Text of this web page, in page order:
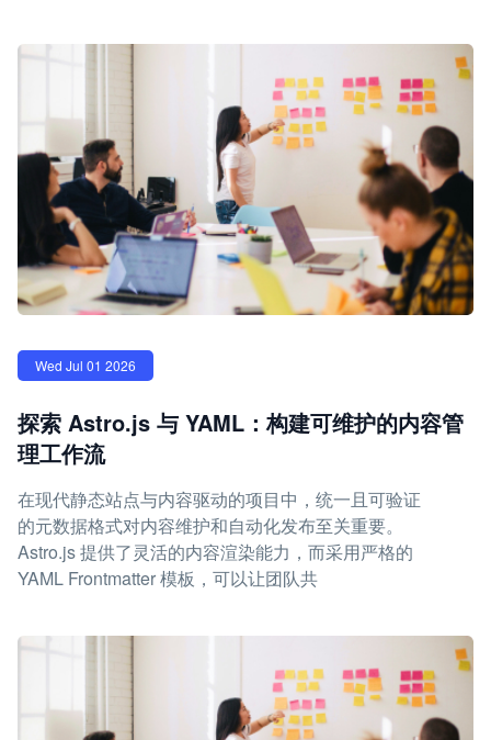
Wed Jul 01 2026
探索 Astro.js 与 YAML：构建可维护的内容管
理工作流
在现代静态站点与内容驱动的项目中，统一且可验证
的元数据格式对内容维护和自动化发布至关重要。
Astro.js 提供了灵活的内容渲染能力，而采用严格的
YAML Frontmatter 模板，可以让团队共